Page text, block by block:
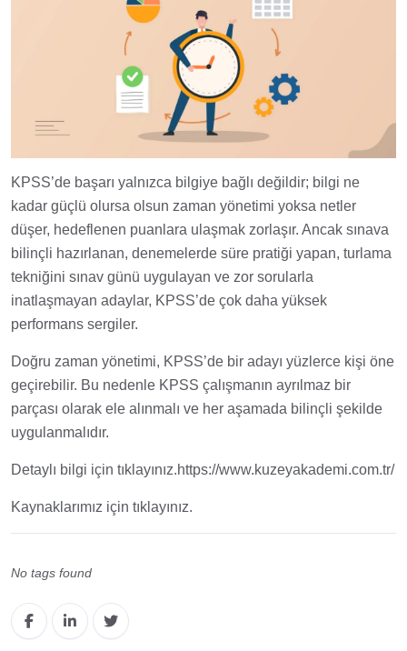
KPSS’de başarı yalnızca bilgiye bağlı değildir; bilgi ne
kadar güçlü olursa olsun zaman yönetimi yoksa netler
düşer, hedeflenen puanlara ulaşmak zorlaşır. Ancak sınava
bilinçli hazırlanan, denemelerde süre pratiği yapan, turlama
tekniğini sınav günü uygulayan ve zor sorularla
inatlaşmayan adaylar, KPSS’de çok daha yüksek
performans sergiler.
Doğru zaman yönetimi, KPSS’de bir adayı yüzlerce kişi öne
geçirebilir. Bu nedenle KPSS çalışmanın ayrılmaz bir
parçası olarak ele alınmalı ve her aşamada bilinçli şekilde
uygulanmalıdır.
Detaylı bilgi için tıklayınız.https://www.kuzeyakademi.com.tr/
Kaynaklarımız için tıklayınız.
No tags found